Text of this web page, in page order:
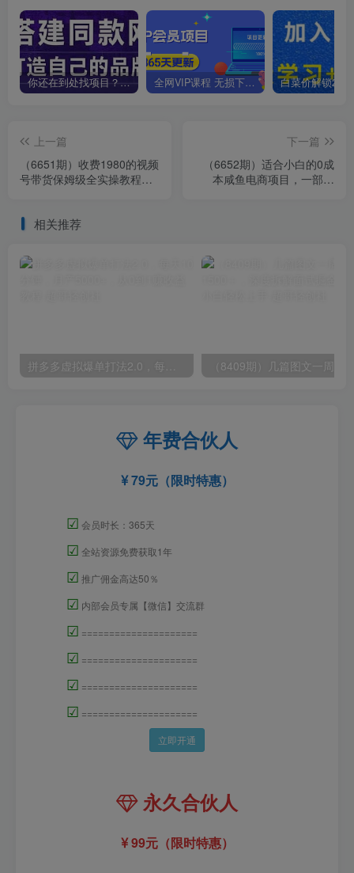
你还在到处找项目？还在当韭菜？我靠卖项目一个月收入5万+，曾经我也是个失败者。 全网VIP课程 无损下载~
上一篇
（6651期）收费1980的视频
号带货保姆级全实操教程，0
下一篇
（6652期）适合小白的0成
本咸鱼电商项目，一部手
相关推荐
年费合伙人
79元（限时特惠）
☑ 会员时长：365天
☑ 全站资源免费获取1年
☑ 推广佣金高达50％
☑ 内部会员专属【微信】交流群
☑ =====================
☑ =====================
☑ =====================
☑ =====================
立即开通
永久合伙人
99元（限时特惠）